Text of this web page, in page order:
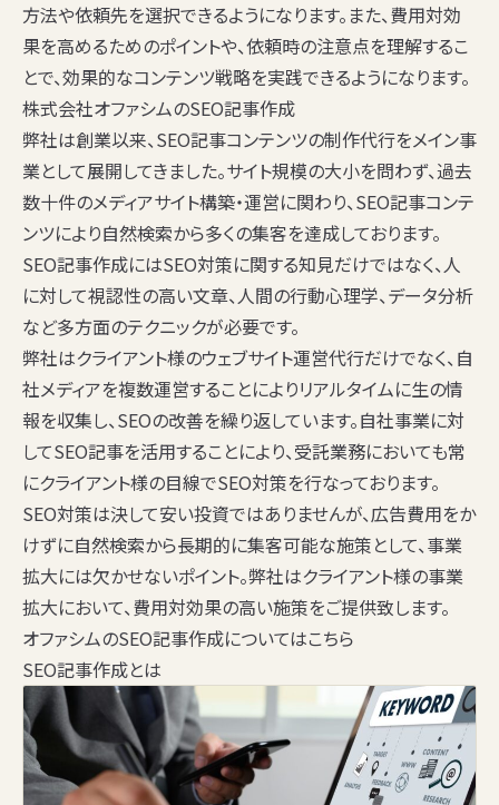
方法や依頼先を選択できるようになります。また、費用対効
果を高めるためのポイントや、依頼時の注意点を理解するこ
とで、効果的なコンテンツ戦略を実践できるようになります。
株式会社オファシムのSEO記事作成
弊社は創業以来、SEO記事コンテンツの制作代行をメイン事
業として展開してきました。サイト規模の大小を問わず、過去
数十件のメディアサイト構築・運営に関わり、SEO記事コンテ
ンツにより自然検索から多くの集客を達成しております。
SEO記事作成にはSEO対策に関する知見だけではなく、人
に対して視認性の高い文章、人間の行動心理学、データ分析
など多方面のテクニックが必要です。
弊社はクライアント様のウェブサイト運営代行だけでなく、自
社メディアを複数運営することによりリアルタイムに生の情
報を収集し、SEOの改善を繰り返しています。自社事業に対
してSEO記事を活用することにより、受託業務においても常
にクライアント様の目線でSEO対策を行なっております。
SEO対策は決して安い投資ではありませんが、広告費用をか
けずに自然検索から長期的に集客可能な施策として、事業
拡大には欠かせないポイント。弊社はクライアント様の事業
拡大において、費用対効果の高い施策をご提供致します。
オファシムのSEO記事作成についてはこちら
SEO記事作成とは